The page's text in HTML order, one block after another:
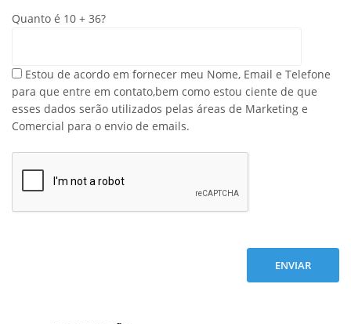
Quanto é 10 + 36?
Estou de acordo em fornecer meu Nome, Email e Telefone
para que entre em contato,bem como estou ciente de que
esses dados serão utilizados pelas áreas de Marketing e
Comercial para o envio de emails.